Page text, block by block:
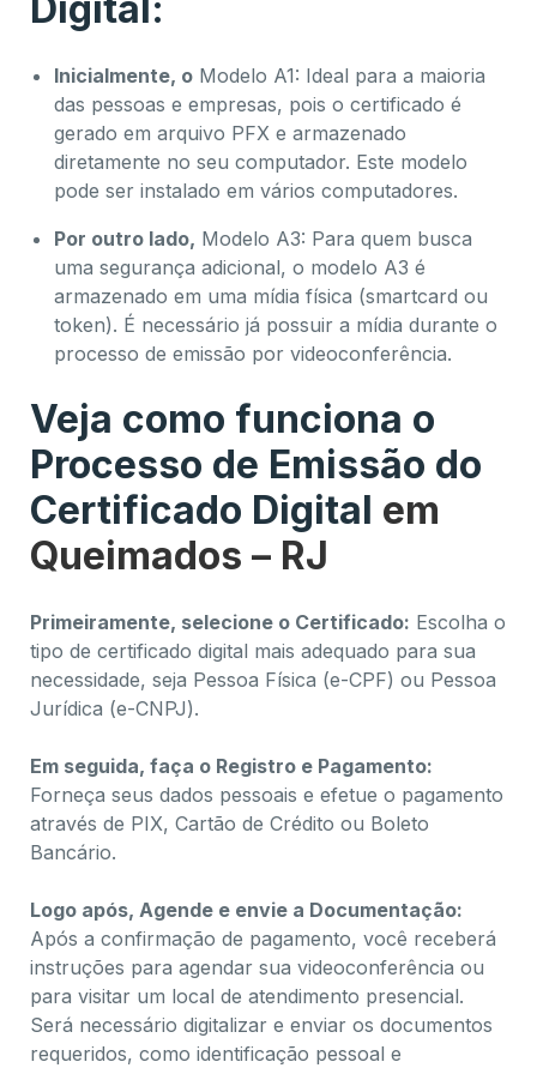
Inicialmente, o Modelo A1: Ideal para a maioria
das pessoas e empresas, pois o certificado é
gerado em arquivo PFX e armazenado
diretamente no seu computador. Este modelo
pode ser instalado em vários computadores.
Por outro lado, Modelo A3: Para quem busca
uma segurança adicional, o modelo A3 é
armazenado em uma mídia física (smartcard ou
token). É necessário já possuir a mídia durante o
processo de emissão por videoconferência.
Veja como funciona o
Processo de Emissão do
Certificado Digital em
Queimados – RJ
Primeiramente, selecione o Certificado: Escolha o
tipo de certificado digital mais adequado para sua
necessidade, seja Pessoa Física (e-CPF) ou Pessoa
Jurídica (e-CNPJ).
Em seguida, faça o Registro e Pagamento:
Forneça seus dados pessoais e efetue o pagamento
através de PIX, Cartão de Crédito ou Boleto
Bancário.
Logo após, Agende e envie a Documentação:
Após a confirmação de pagamento, você receberá
instruções para agendar sua videoconferência ou
para visitar um local de atendimento presencial.
Será necessário digitalizar e enviar os documentos
requeridos, como identificação pessoal e